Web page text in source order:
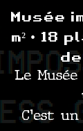
Musée
m² • 18
Le
C’est